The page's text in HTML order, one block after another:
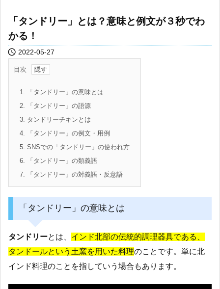
「タンドリー」とは？意味と例文が３秒でわ
かる！
 2022-05-27
目次
1. 「タンドリー」の意味とは
2. 「タンドリー」の語源
3. タンドリーチキンとは
4. 「タンドリー」の例文・用例
5. SNSでの「タンドリー」の使われ方
6. 「タンドリー」の類義語
7. 「タンドリー」の対義語・反意語
「タンドリー」の意味とは
タンドリーとは、 インド北部の伝統的調理器具である、
タンドールという土窯を用いた料理のことです。単に北
インド料理のことを指していう場合もあります。